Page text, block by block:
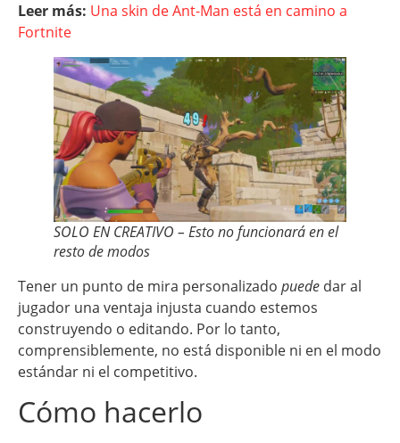
Leer más: Una skin de Ant-Man está en camino a
Fortnite
SOLO EN CREATIVO – Esto no funcionará en el
resto de modos
Tener un punto de mira personalizado puede dar al
jugador una ventaja injusta cuando estemos
construyendo o editando. Por lo tanto,
comprensiblemente, no está disponible ni en el modo
estándar ni el competitivo.
Cómo hacerlo